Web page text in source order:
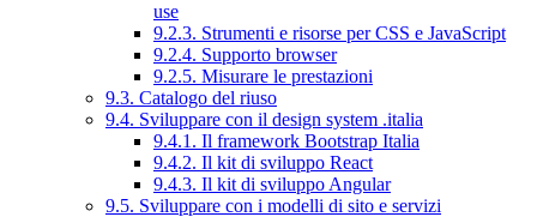
use
9.2.3. Strumenti e risorse per CSS e JavaScript
9.2.4. Supporto browser
9.2.5. Misurare le prestazioni
9.3. Catalogo del riuso
9.4. Sviluppare con il design system .italia
9.4.1. Il framework Bootstrap Italia
9.4.2. Il kit di sviluppo React
9.4.3. Il kit di sviluppo Angular
9.5. Sviluppare con i modelli di sito e servizi